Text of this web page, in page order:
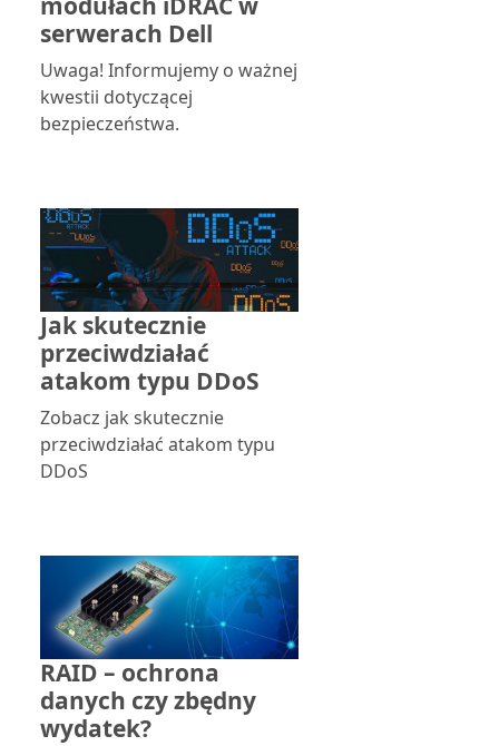
serwerach Dell
Uwaga! Informujemy o ważnej
kwestii dotyczącej
bezpieczeństwa.
Jak skutecznie
przeciwdziałać
atakom typu DDoS
Zobacz jak skutecznie
przeciwdziałać atakom typu
DDoS
RAID – ochrona
danych czy zbędny
wydatek?